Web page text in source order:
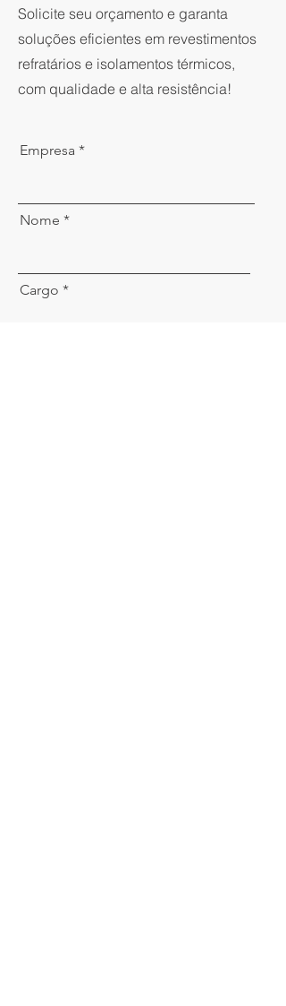
Solicite seu orçamento e garanta
soluções eficientes em revestimentos
refratários e isolamentos térmicos,
com qualidade e alta resistência!
Empresa
Nome
Cargo